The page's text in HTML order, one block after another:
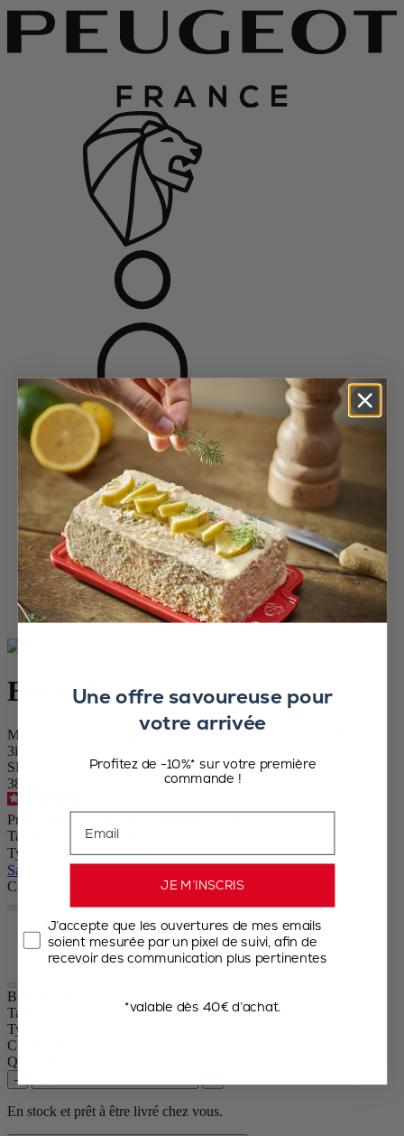
Accueil
Moulins épices
Moulins à poivre
Moulins à poivre en bois
Bistro Nature
Bistro Nature
Moulin à poivre manuel en bois et son poivre Fair Trade, 10 cm -
3in.
SKU
38144
Prix Spécial
Taille
Type Épice
Sauter le carrousel
Couleur
Nature
Nature Black
Bistro Nature
Taille
Type Épice
Couleur
Quantité
–
En stock et prêt à être livré chez vous.
Une offre savoureuse pour
votre arrivée
Profitez de -10%* sur votre première
commande !
Email
JE M’INSCRIS
J’accepte que les ouvertures de mes emails
soient mesurée par un pixel de suivi, afin de
recevoir des communication plus pertinentes
*valable dès 40€ d’achat.